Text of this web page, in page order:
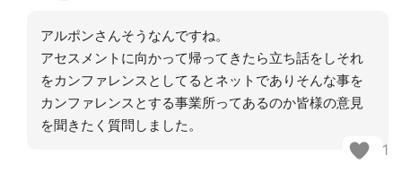
アルポンさんそうなんですね。
アセスメントに向かって帰ってきたら立ち話をしそれ
をカンファレンスとしてるとネットでありそんな事を
カンファレンスとする事業所ってあるのか皆様の意見
を聞きたく質問しました。
1